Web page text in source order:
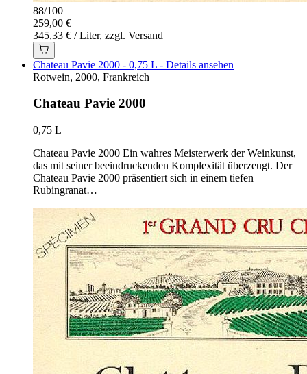
88/100
259,00 €
345,33 € / Liter, zzgl. Versand
Chateau Pavie 2000 - 0,75 L - Details ansehen
Rotwein, 2000, Frankreich
Chateau Pavie 2000
0,75 L
Chateau Pavie 2000 Ein wahres Meisterwerk der Weinkunst,
das mit seiner beeindruckenden Komplexität überzeugt. Der
Chateau Pavie 2000 präsentiert sich in einem tiefen
Rubingranat…